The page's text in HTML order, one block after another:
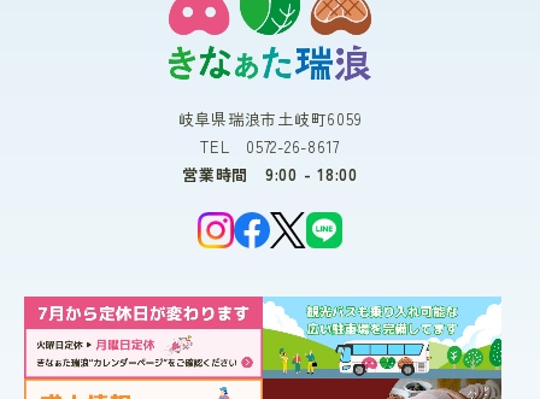
岐阜県瑞浪市土岐町6059
TEL 0572-26-8617
営業時間 9:00 - 18:00